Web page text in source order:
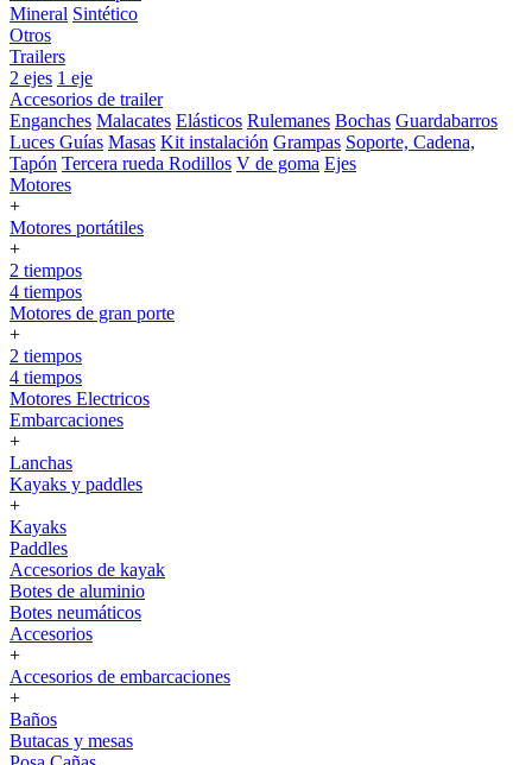
Mineral Sintético
Otros
Trailers
2 ejes 1 eje
Accesorios de trailer
Enganches Malacates Elásticos Rulemanes Bochas Guardabarros
Luces Guías Masas Kit instalación Grampas Soporte, Cadena,
Tapón Tercera rueda Rodillos V de goma Ejes
Motores
+
Motores portátiles
+
2 tiempos
4 tiempos
Motores de gran porte
+
2 tiempos
4 tiempos
Motores Electricos
Embarcaciones
+
Lanchas
Kayaks y paddles
+
Kayaks
Paddles
Accesorios de kayak
Botes de aluminio
Botes neumáticos
Accesorios
+
Accesorios de embarcaciones
+
Baños
Butacas y mesas